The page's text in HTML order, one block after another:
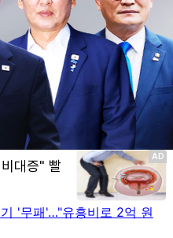
'무패'…"유흥비로 2억 원